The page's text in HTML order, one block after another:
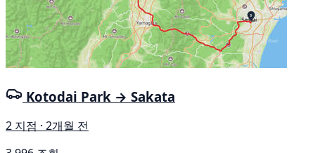
Kotodai Park → Sakata
2 지점 · 2개월 전